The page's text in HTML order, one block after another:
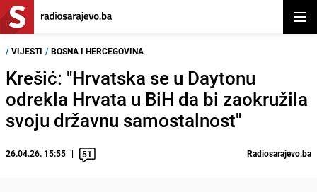
/ VIJESTI / BOSNA I HERCEGOVINA
Krešić: "Hrvatska se u Daytonu
odrekla Hrvata u BiH da bi zaokružila
svoju državnu samostalnost"
26.04.26. 15:55 51 Radiosarajevo.ba